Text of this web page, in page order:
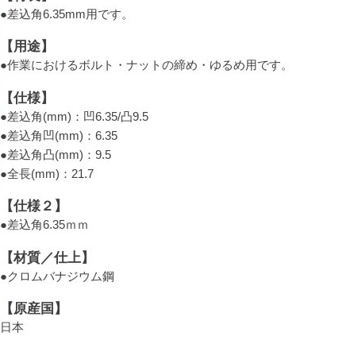
●差込角6.35mm用です。
【用途】
●作業におけるボルト・ナットの締め・ゆるめ用です。
【仕様】
●差込角(mm)：凹6.35/凸9.5
●差込角凹(mm)：6.35
●差込角凸(mm)：9.5
●全長(mm)：21.7
【仕様２】
●差込角6.35ｍｍ
【材質／仕上】
●クロムバナジウム鋼
【原産国】
日本